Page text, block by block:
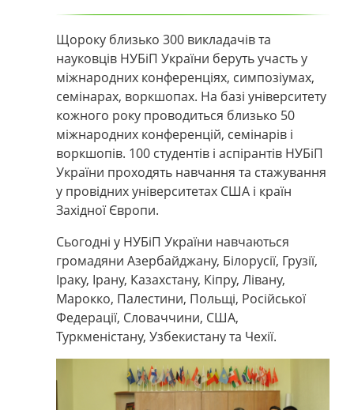
Щороку близько 300 викладачів та
науковців НУБіП України беруть участь у
міжнародних конференціях, симпозіумах,
семінарах, воркшопах. На базі університету
кожного року проводиться близько 50
міжнародних конференцій, семінарів і
воркшопів. 100 студентів і аспірантів НУБіП
України проходять навчання та стажування
у провідних університетах США і країн
Західної Європи.
Сьогодні у НУБіП України навчаються
громадяни Азербайджану, Білорусії, Грузії,
Іраку, Ірану, Казахстану, Кіпру, Лівану,
Марокко, Палестини, Польщі, Російської
Федерації, Словаччини, США,
Туркменістану, Узбекистану та Чехії.